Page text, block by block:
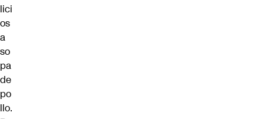
lici
os
a
so
pa
de
po
llo.